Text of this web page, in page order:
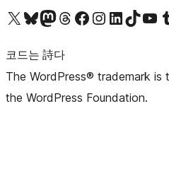
X(이전 트위터) 계정 방문하기블루스카이 계정 방문하기마스토돈 계정 방문하기스레드 계정 방문하기 페이스북 페이지 방문하기인스타그램 계정 방문하기 LinkedIn 계정 방문하기틱톡 계정 방문하기유튜브 채널 방문하기 텀블러 계
코드는 詩다
The WordPress® trademark
the WordPress Foundation.